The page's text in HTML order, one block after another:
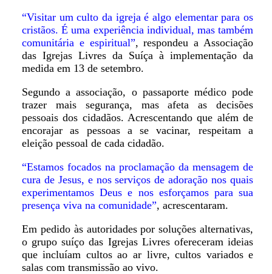
“Visitar um culto da igreja é algo elementar para os
cristãos. É uma experiência individual, mas também
comunitária e espiritual”, respondeu a Associação
das Igrejas Livres da Suíça à implementação da
medida em 13 de setembro.
Segundo a associação, o passaporte médico pode
trazer mais segurança, mas afeta as decisões
pessoais dos cidadãos. Acrescentando que além de
encorajar as pessoas a se vacinar, respeitam a
eleição pessoal de cada cidadão.
“Estamos focados na proclamação da mensagem de
cura de Jesus, e nos serviços de adoração nos quais
experimentamos Deus e nos esforçamos para sua
presença viva na comunidade”, acrescentaram.
Em pedido às autoridades por soluções alternativas,
o grupo suíço das Igrejas Livres ofereceram ideias
que incluíam cultos ao ar livre, cultos variados e
salas com transmissão ao vivo.